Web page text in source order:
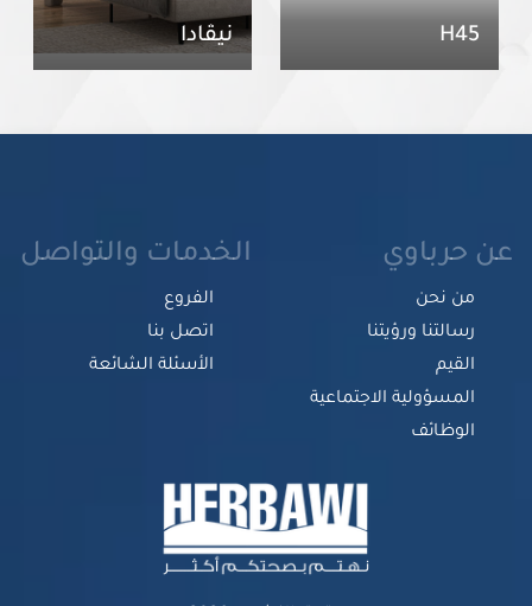
H45 نيڤادا
عن حرباوي
من نحن
رسالتنا ورؤيتنا
القيم
المسؤولية الاجتماعية
الوظائف
الخدمات والتواصل
الفروع
اتصل بنا
الأسئلة الشائعة